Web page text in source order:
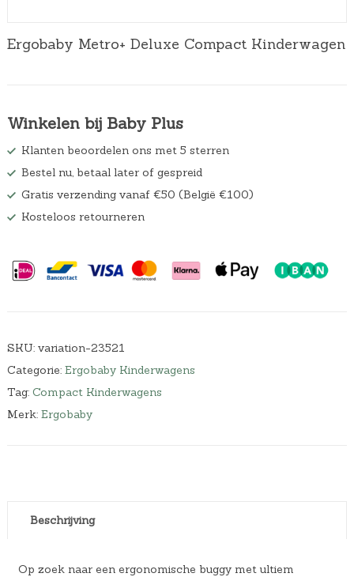
Ergobaby Metro+ Deluxe Compact Kinderwagen
Winkelen bij Baby Plus
Klanten beoordelen ons met 5 sterren
Bestel nu, betaal later of gespreid
Gratis verzending vanaf €50 (België €100)
Kosteloos retourneren
SKU: variation-23521
Categorie: Ergobaby Kinderwagens
Tag: Compact Kinderwagens
Merk: Ergobaby
Beschrijving
Op zoek naar een ergonomische buggy met ultiem